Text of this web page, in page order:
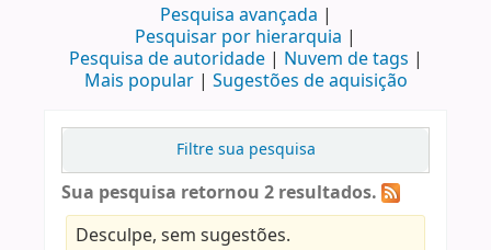
Pesquisa avançada
Pesquisar por hierarquia
Pesquisa de autoridade
Nuvem de tags
Mais popular
Sugestões de aquisição
Filtre sua pesquisa
Sua pesquisa retornou 2 resultados.
Desculpe, sem sugestões.